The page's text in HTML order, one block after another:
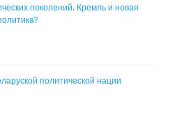
поколений. Кремль и новая
политической нации